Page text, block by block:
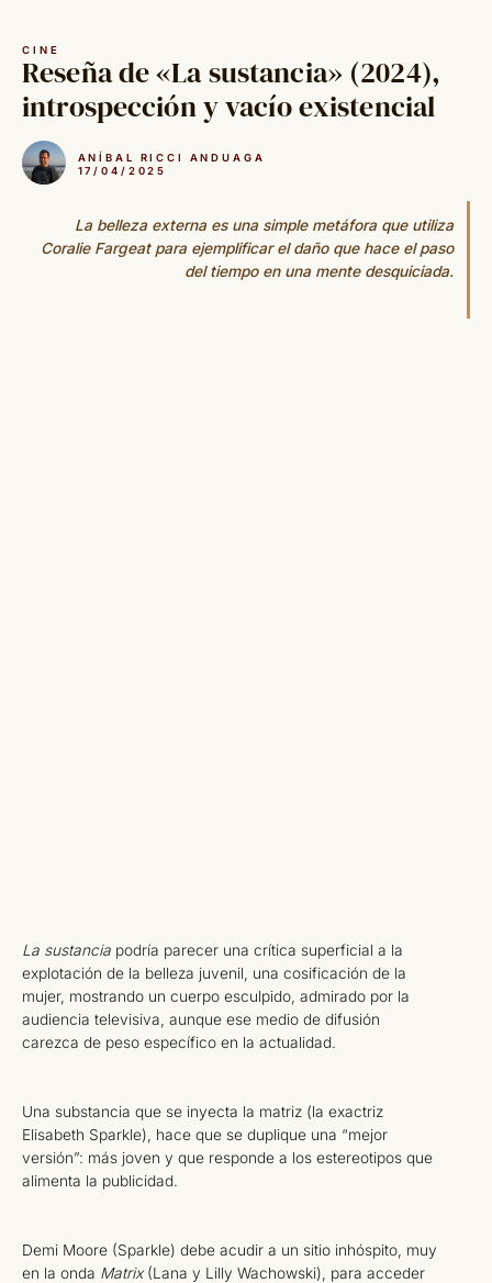
contenido
CINE
Reseña de «La sustancia» (2024),
introspección y vacío existencial
ANÍBAL RICCI ANDUAGA
17/04/2025
La belleza externa es una simple metáfora que utiliza
Coralie Fargeat para ejemplificar el daño que hace el paso
del tiempo en una mente desquiciada.
La sustancia podría parecer una crítica superficial a la
explotación de la belleza juvenil, una cosificación de la
mujer, mostrando un cuerpo esculpido, admirado por la
audiencia televisiva, aunque ese medio de difusión
carezca de peso específico en la actualidad.
Una substancia que se inyecta la matriz (la exactriz
Elisabeth Sparkle), hace que se duplique una “mejor
versión”: más joven y que responde a los estereotipos que
alimenta la publicidad.
Demi Moore (Sparkle) debe acudir a un sitio inhóspito, muy
en la onda Matrix(Lana y Lilly Wachowski), para acceder